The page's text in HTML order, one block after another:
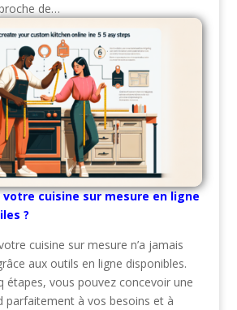
de…
cuisine sur mesure en ligne
?
cuisine sur mesure n’a jamais
aux outils en ligne disponibles.
étapes, vous pouvez concevoir une
parfaitement à vos besoins et à